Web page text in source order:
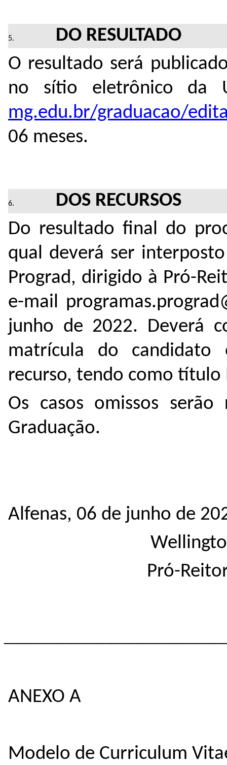
DO RESULTADO
O resultado será
no sítio eletrônico da
mg.edu.br/graduacao/
06 meses.
DOS RECURSOS
Do resultado final do
qual deverá ser
Prograd, dirigido à Pró-
e-mail
junho de 2022. Deverá
matrícula do candidato
recurso, tendo como título
Os casos omissos
Graduação.
Alfenas, 06 de junho de
Pró-
ANEXO A
Modelo de Curriculum